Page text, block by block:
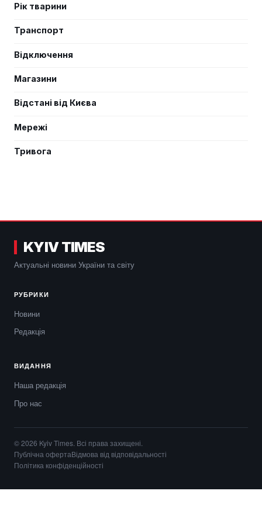
Рік тварини
Транспорт
Відключення
Магазини
Відстані від Києва
Мережі
Тривога
KYIV TIMES
Актуальні новини України та світу
РУБРИКИ
Новини
Редакція
ВИДАННЯ
Наша редакція
Про нас
© 2026 Kyiv Times. Всі права захищені.
Публічна офертаВідмова від відповідальності
Політика конфіденційності